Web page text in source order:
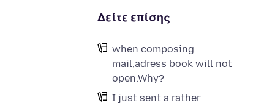
Δείτε επίσης
when composing
mail,adress book will not
open.Why?
I just sent a rather